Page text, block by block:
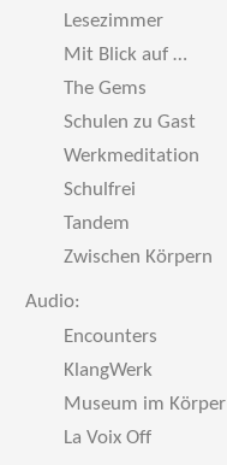
Lesezimmer
Mit Blick auf …
The Gems
Schulen zu Gast
Werkmeditation
Schulfrei
Tandem
Zwischen Körpern
Audio:
Encounters
KlangWerk
Museum im Körper
La Voix Off